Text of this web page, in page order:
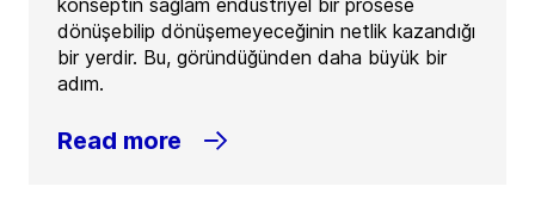
konseptin sağlam endüstriyel bir prosese
dönüşebilip dönüşemeyeceğinin netlik kazandığı
bir yerdir. Bu, göründüğünden daha büyük bir
adım.
Read more